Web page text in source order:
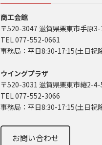
商工会館
〒520-3047 滋賀県栗東市手原
TEL 077-552-0661
事務局：平日8:30-17:15(土日祝
ウイングプラザ
〒520-3031 滋賀県栗東市綣2-4-
TEL 077-552-3066
事務局：平日8:30-17:15(土日祝
お問い合わせ